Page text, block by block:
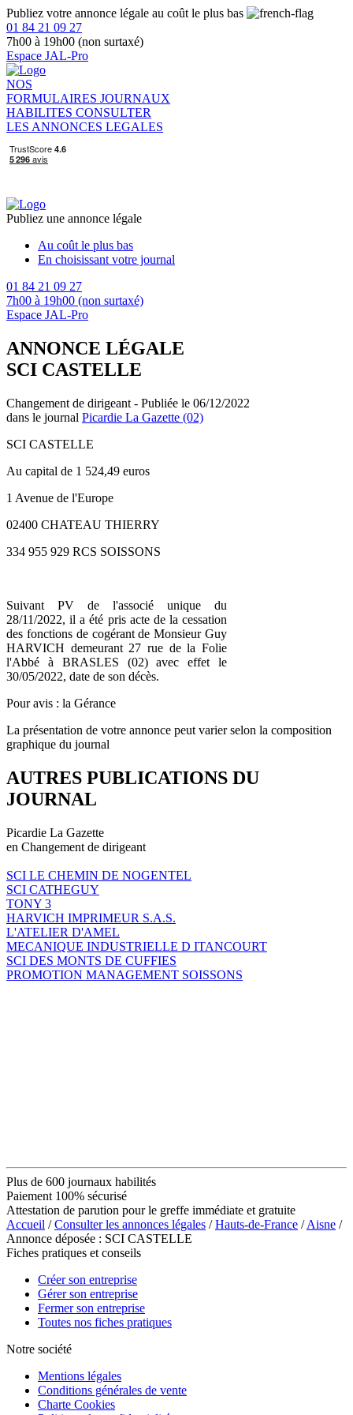
Publiez votre annonce légale au coût le plus bas
01 84 21 09 27
7h00 à 19h00 (non surtaxé)
Espace JAL-Pro
NOS
FORMULAIRES JOURNAUX
HABILITES CONSULTER
LES ANNONCES LEGALES
Publiez une annonce légale
Au coût le plus bas
En choisissant votre journal
01 84 21 09 27
7h00 à 19h00 (non surtaxé)
Espace JAL-Pro
ANNONCE LÉGALE
SCI CASTELLE
Changement de dirigeant - Publiée le 06/12/2022
dans le journal Picardie La Gazette (02)
SCI CASTELLE
Au capital de 1 524,49 euros
1 Avenue de l'Europe
02400 CHATEAU THIERRY
334 955 929 RCS SOISSONS
Suivant PV de l'associé unique du
28/11/2022, il a été pris acte de la cessation
des fonctions de cogérant de Monsieur Guy
HARVICH demeurant 27 rue de la Folie
l'Abbé à BRASLES (02) avec effet le
30/05/2022, date de son décès.
Pour avis : la Gérance
La présentation de votre annonce peut varier selon la composition
graphique du journal
AUTRES PUBLICATIONS DU
JOURNAL
Picardie La Gazette
en Changement de dirigeant
SCI LE CHEMIN DE NOGENTEL
SCI CATHEGUY
TONY 3
HARVICH IMPRIMEUR S.A.S.
L'ATELIER D'AMEL
MECANIQUE INDUSTRIELLE D ITANCOURT
SCI DES MONTS DE CUFFIES
PROMOTION MANAGEMENT SOISSONS
Plus de 600 journaux habilités
Paiement 100% sécurisé
Attestation de parution pour le greffe immédiate et gratuite
Accueil /Consulter les annonces légales /Hauts-de-France /Aisne /
Annonce déposée : SCI CASTELLE
Fiches pratiques et conseils
Créer son entreprise
Gérer son entreprise
Fermer son entreprise
Toutes nos fiches pratiques
Notre société
Mentions légales
Conditions générales de vente
Charte Cookies